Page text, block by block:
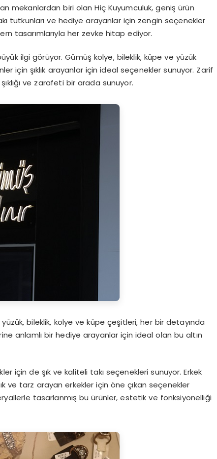
mekanlardan biri olan Hiç Kuyumculuk, geniş ürün
tutkunları ve hediye arayanlar için zengin seçenekler
tasarımlarıyla her zevke hitap ediyor.
ilgi görüyor. Gümüş kolye, bileklik, küpe ve yüzük
için şıklık arayanlar için ideal seçenekler sunuyor. Zarif
ve zarafeti bir arada sunuyor.
yüzük, bileklik, kolye ve küpe çeşitleri, her bir detayında
anlamlı bir hediye arayanlar için ideal olan bu altın
için de şık ve kaliteli takı seçenekleri sunuyor. Erkek
ve tarz arayan erkekler için öne çıkan seçenekler
tasarlanmış bu ürünler, estetik ve fonksiyonelliği